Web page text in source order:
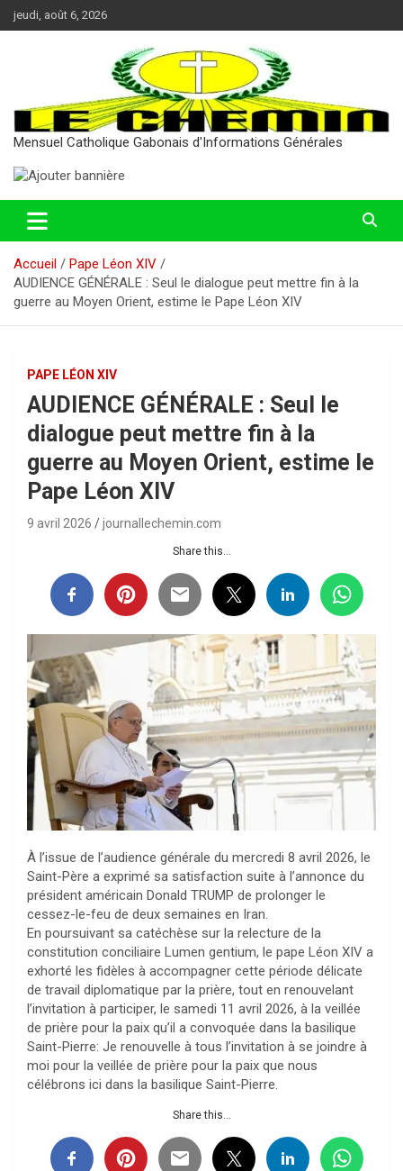
Aller
au
jeudi, août 6, 2026
Mensuel Catholique Gabonais d'Informations Générales
Accueil
Pape Léon XIV
AUDIENCE GÉNÉRALE : Seul le dialogue peut mettre fin à la
guerre au Moyen Orient, estime le Pape Léon XIV
PAPE LÉON XIV
AUDIENCE GÉNÉRALE : Seul le
dialogue peut mettre fin à la
guerre au Moyen Orient, estime le
Pape Léon XIV
9 avril 2026 journallechemin.com
Share this...
À l’issue de l’audience générale du mercredi 8 avril 2026, le
Saint-Père a exprimé sa satisfaction suite à l’annonce du
président américain Donald TRUMP de prolonger le
cessez-le-feu de deux semaines en Iran.
En poursuivant sa catéchèse sur la relecture de la
constitution conciliaire Lumen gentium, le pape Léon XIV a
exhorté les fidèles à accompagner cette période délicate
de travail diplomatique par la prière, tout en renouvelant
l’invitation à participer, le samedi 11 avril 2026, à la veillée
de prière pour la paix qu’il a convoquée dans la basilique
Saint-Pierre: Je renouvelle à tous l’invitation à se joindre à
moi pour la veillée de prière pour la paix que nous
célébrons ici dans la basilique Saint-Pierre.
Share this...